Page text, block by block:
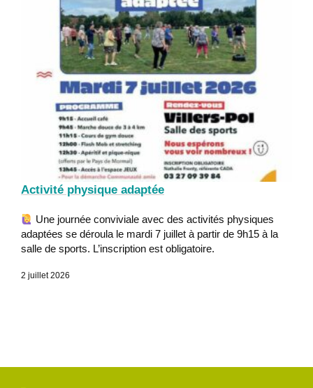
Activité physique adaptée
Une journée conviviale avec des activités physiques
adaptées se déroula le mardi 7 juillet à partir de 9h15 à la
salle de sports. L’inscription est obligatoire.
2 juillet 2026